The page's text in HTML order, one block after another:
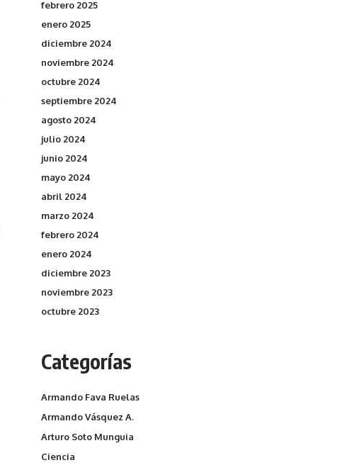
febrero 2025
enero 2025
diciembre 2024
noviembre 2024
octubre 2024
septiembre 2024
agosto 2024
julio 2024
junio 2024
mayo 2024
abril 2024
marzo 2024
febrero 2024
enero 2024
diciembre 2023
noviembre 2023
octubre 2023
Categorías
Armando Fava Ruelas
Armando Vásquez A.
Arturo Soto Munguia
Ciencia